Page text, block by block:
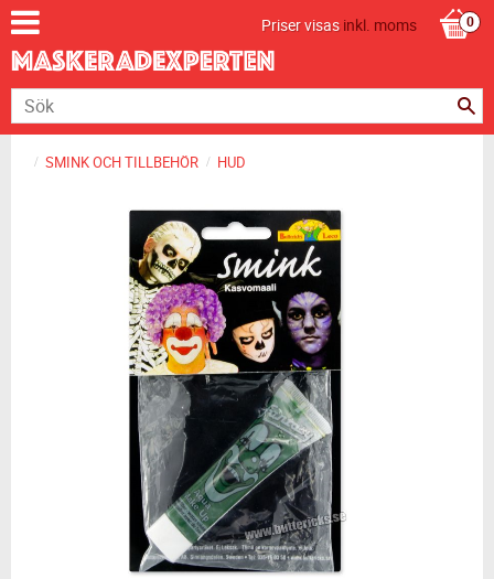
Priser visasinkl. moms
SMINK OCH TILLBEHÖR HUD